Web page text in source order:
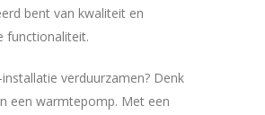
bent van kwaliteit en
functionaliteit.
verduurzamen? Denk
een warmtepomp. Met een